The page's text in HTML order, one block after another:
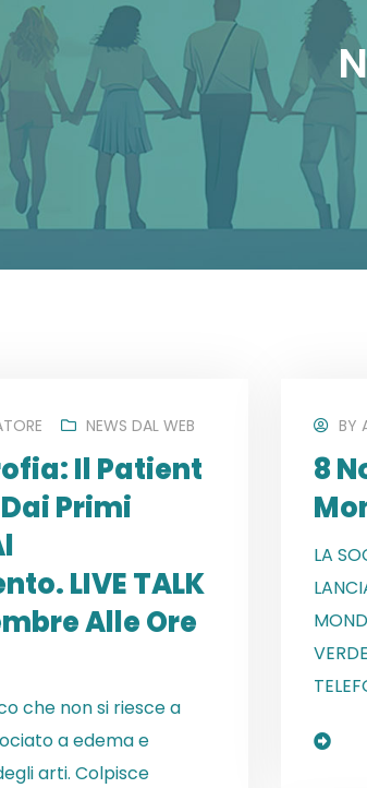
NEWS DAL WEB
Il Patient
Primi
LIVE TALK
Alle Ore
che non si riesce a
a edema e
arti. Colpisce
BY
8
LA